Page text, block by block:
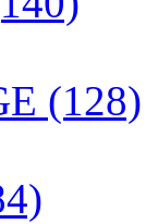
(128)